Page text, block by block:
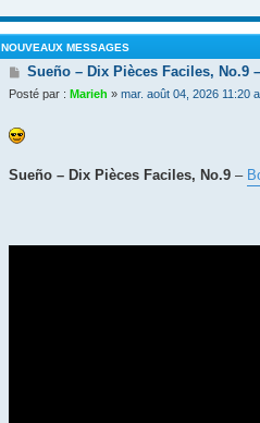
NOUVEAUX MESSAGES
M
s
a
g
Sueño – Dix Pièces Faciles, No.9
Posté par : Marieh » mar. août 04, 2026 11:20
Sueño – Dix Pièces Faciles, No.9 –